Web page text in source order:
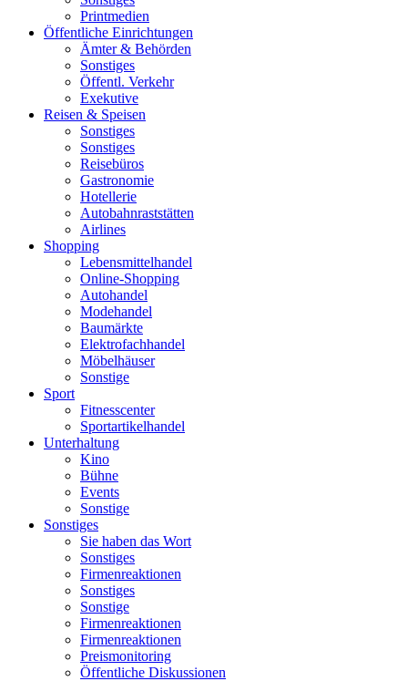
Printmedien
Öffentliche Einrichtungen
Ämter & Behörden
Sonstiges
Öffentl. Verkehr
Exekutive
Reisen & Speisen
Sonstiges
Sonstiges
Reisebüros
Gastronomie
Hotellerie
Autobahnraststätten
Airlines
Shopping
Lebensmittelhandel
Online-Shopping
Autohandel
Modehandel
Baumärkte
Elektrofachhandel
Möbelhäuser
Sonstige
Sport
Fitnesscenter
Sportartikelhandel
Unterhaltung
Kino
Bühne
Events
Sonstige
Sonstiges
Sie haben das Wort
Sonstiges
Firmenreaktionen
Sonstiges
Sonstige
Firmenreaktionen
Firmenreaktionen
Preismonitoring
Öffentliche Diskussionen